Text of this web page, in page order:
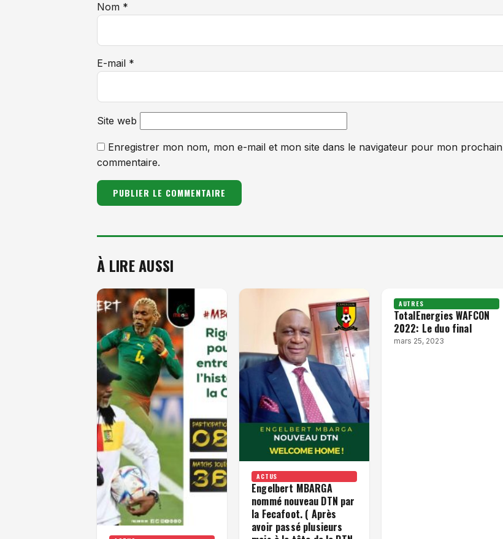
Nom *
E-mail *
Site web
Enregistrer mon nom, mon e-mail et mon site dans le navigateur pour mon prochain
commentaire.
À LIRE AUSSI
ACTUS
Engelbert MBARGA
nommé nouveau DTN par
la Fecafoot. ( Après
avoir passé plusieurs
AUTRES
TotalEnergies WAFCON
2022: Le duo final
mars 25, 2023